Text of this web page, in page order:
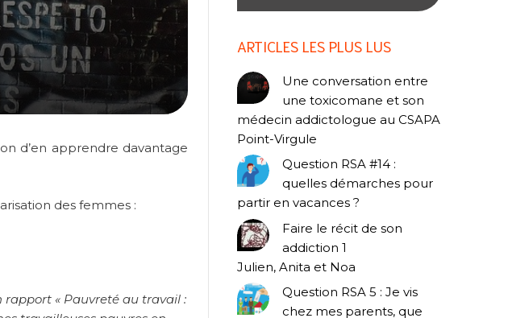
d’en apprendre davantage
des femmes :
« Pauvreté au travail :
ARTICLES LES PLUS LUS
Une conversation entre
une toxicomane et son
médecin addictologue au CSAPA
Point-Virgule
Question RSA #14 :
quelles démarches pour
partir en vacances ?
Faire le récit de son
addiction 1
Julien, Anita et Noa
Question RSA 5 : Je vis
chez mes parents, que